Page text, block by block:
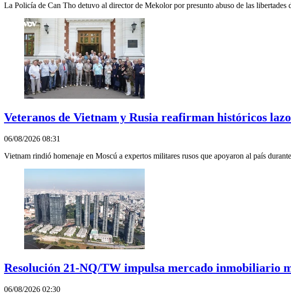
La Policía de Can Tho detuvo al director de Mekolor por presunto abuso de las
Veteranos de Vietnam y Rusia reafirman históricos
06/08/2026 08:31
Vietnam rindió homenaje en Moscú a expertos militares rusos que apoyaron al país
Resolución 21-NQ/TW impulsa mercado inmobiliario
06/08/2026 02:30